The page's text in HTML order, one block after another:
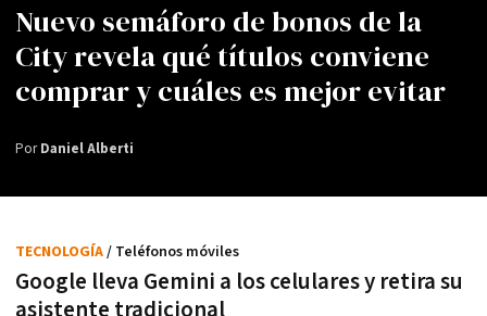
Nuevo semáforo de bonos de la
City revela qué títulos conviene
comprar y cuáles es mejor evitar
PorDaniel Alberti
Google lleva Gemini a los celulares y retira su
asistente tradicional
TECNOLOGÍA/ Teléfonos móviles